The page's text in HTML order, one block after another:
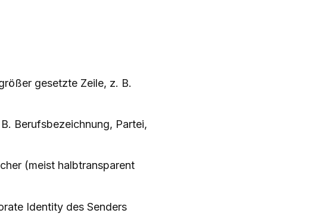
gesetzte Zeile, z. B.
Berufsbezeichnung, Partei,
(meist halbtransparent
Identity des Senders